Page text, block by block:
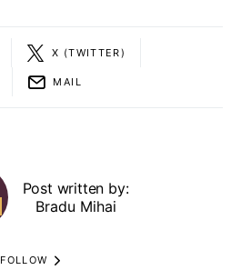
X (TWITTER)
MAIL
Post written by:
Bradu Mihai
FOLLOW